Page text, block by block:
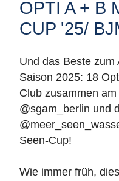
OPTI A + B
CUP '25/
Und das Beste zum
Saison 2025: 18
Club zusammen
@sgam_berlin und
Seen-Cup!
Wie immer früh,